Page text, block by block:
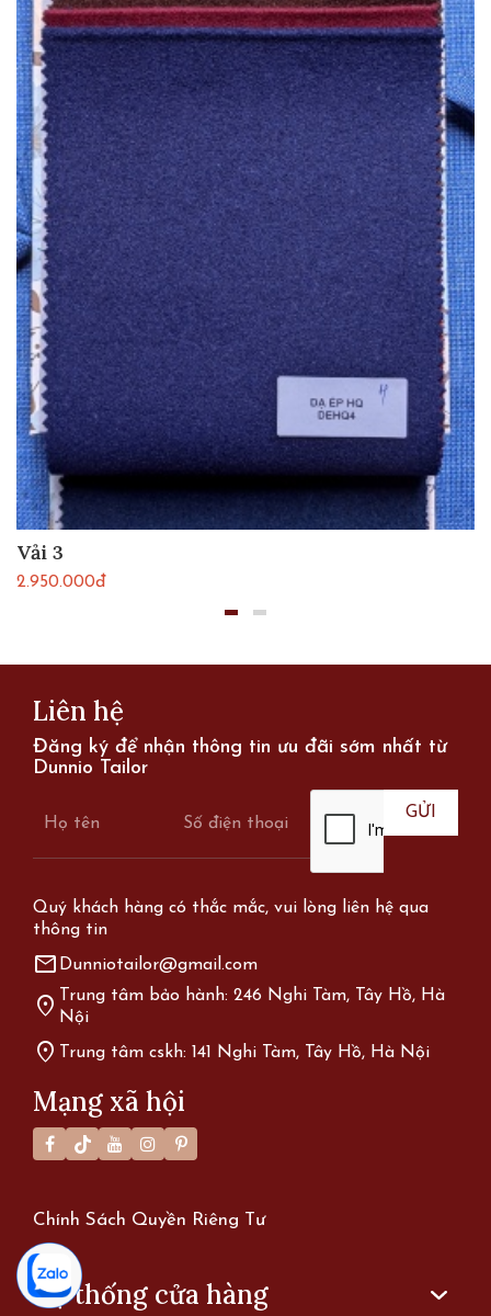
Vải 3
2.950.000đ
Liên hệ
Đăng ký để nhận thông tin ưu đãi sớm nhất từ
Dunnio Tailor
Quý khách hàng có thắc mắc, vui lòng liên hệ qua
thông tin
mail Dunniotailor@gmail.com
location_on
Trung tâm bảo hành: 246 Nghi Tàm, Tây Hồ, Hà
Nội
location_on Trung tâm cskh: 141 Nghi Tàm, Tây Hồ, Hà Nội
Mạng xã hội
Chính Sách Quyền Riêng Tư
Hệ thống cửa hàng